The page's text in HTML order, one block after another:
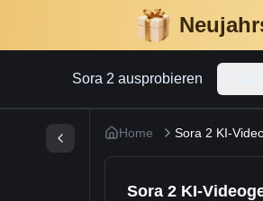
Sora 2 ausprobieren
Home Sora 2 KI-
Sora 2 KI-